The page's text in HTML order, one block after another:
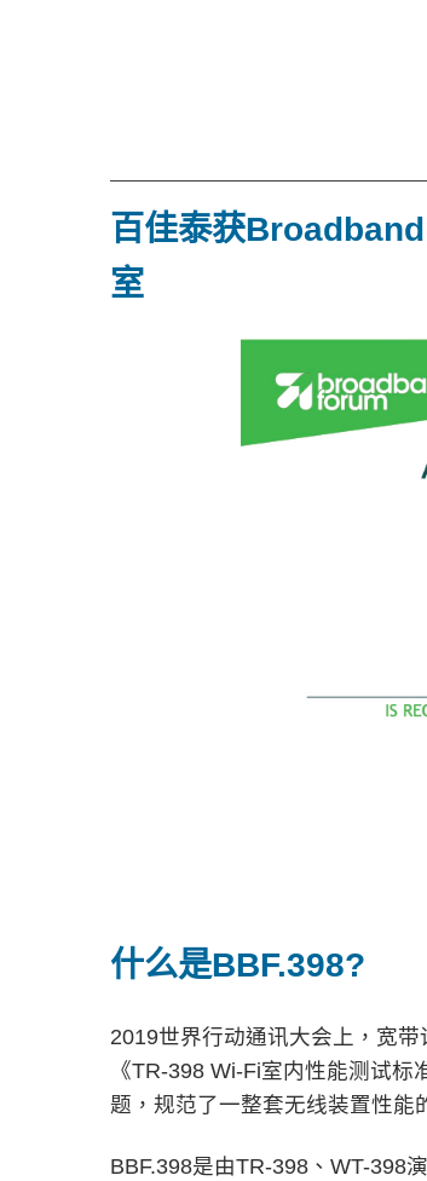
百佳泰获
室
什么是BBF.398?
2019世界行动通讯大会上，宽
《TR-398 Wi-Fi室内性能测试
题，规范了一整套无线装置性能
BBF.398是由TR-398、WT-398